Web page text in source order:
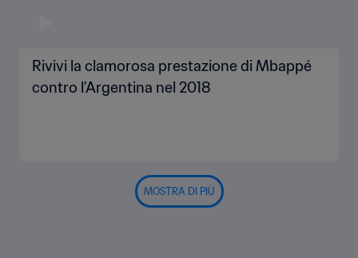
Rivivi la clamorosa prestazione di Mbappé
contro l'Argentina nel 2018
MOSTRA DI PIÙ